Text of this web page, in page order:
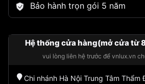
Bảo hành trọn gói 5 năm
Hệ thống cửa hàng(mở cửa từ
vui lòng liên hệ trước để vnlux.vn
Chi nhánh Hà Nội Trung Tâm Thẩm